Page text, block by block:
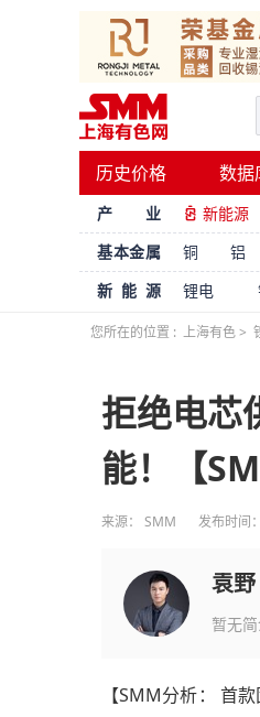
历史价格 数据
产 业  新能源
基本金属
铜 铝
新能源
锂电
您所在的位置 : 上海有色>
拒绝电芯
能！【
来源： SMM 发布时间
袁野
暂无
【SMM分析： 首